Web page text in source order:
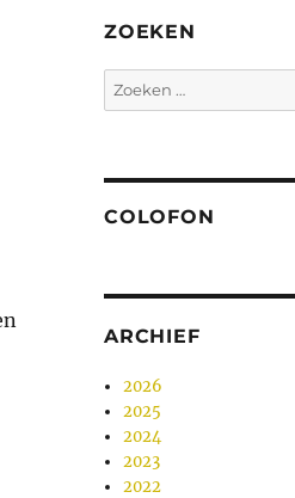
ZOEKEN
Zoeken
naar:
COLOFON
ARCHIEF
2026
2025
2024
2023
2022